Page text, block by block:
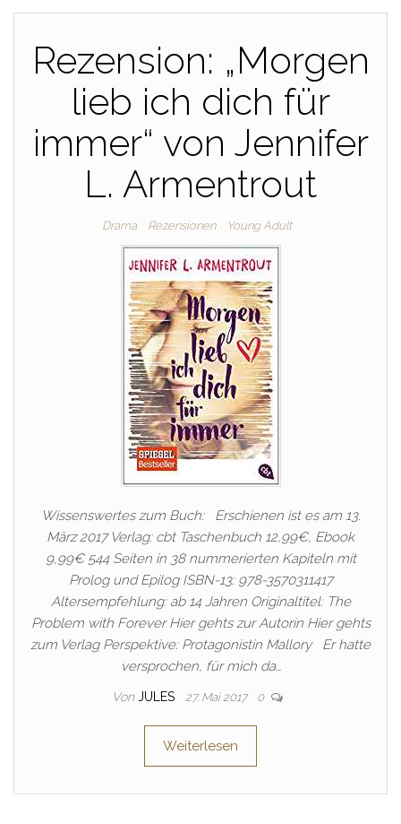
Rezension: „Morgen
lieb ich dich für
immer“ von Jennifer
L. Armentrout
Drama Rezensionen Young Adult
Wissenswertes zum Buch: Erschienen ist es am 13.
März 2017 Verlag: cbt Taschenbuch 12,99€, Ebook
9,99€ 544 Seiten in 38 nummerierten Kapiteln mit
Prolog und Epilog ISBN-13: 978-3570311417
Altersempfehlung: ab 14 Jahren Originaltitel: The
Problem with Forever Hier gehts zur Autorin Hier gehts
zum Verlag Perspektive: Protagonistin Mallory Er hatte
versprochen, für mich da…
Von JULES 27. Mai 2017 0
Weiterlesen